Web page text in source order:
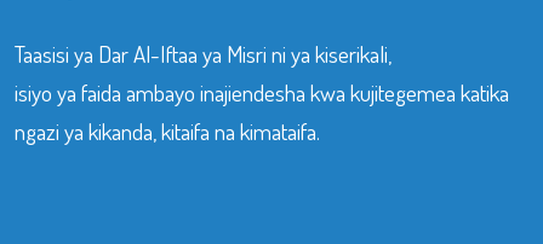
Taasisi ya Dar Al-Iftaa ya Misri ni ya kiserikali,
isiyo ya faida ambayo inajiendesha kwa kujitegemea katika
ngazi ya kikanda, kitaifa na kimataifa.